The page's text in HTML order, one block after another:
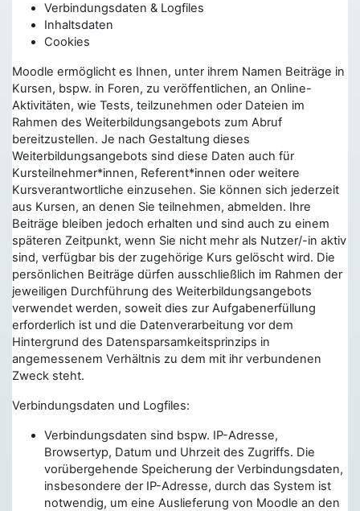
Verbindungsdaten & Logfiles
Inhaltsdaten
Cookies
Moodle ermöglicht es Ihnen, unter ihrem Namen Beiträge in
Kursen, bspw. in Foren, zu veröffentlichen, an Online-
Aktivitäten, wie Tests, teilzunehmen oder Dateien im
Rahmen des Weiterbildungsangebots zum Abruf
bereitzustellen. Je nach Gestaltung dieses
Weiterbildungsangebots sind diese Daten auch für
Kursteilnehmer*innen, Referent*innen oder weitere
Kursverantwortliche einzusehen. Sie können sich jederzeit
aus Kursen, an denen Sie teilnehmen, abmelden. Ihre
Beiträge bleiben jedoch erhalten und sind auch zu einem
späteren Zeitpunkt, wenn Sie nicht mehr als Nutzer/-in aktiv
sind, verfügbar bis der zugehörige Kurs gelöscht wird. Die
persönlichen Beiträge dürfen ausschließlich im Rahmen der
jeweiligen Durchführung des Weiterbildungsangebots
verwendet werden, soweit dies zur Aufgabenerfüllung
erforderlich ist und die Datenverarbeitung vor dem
Hintergrund des Datensparsamkeitsprinzips in
angemessenem Verhältnis zu dem mit ihr verbundenen
Zweck steht.
Verbindungsdaten und Logfiles:
Verbindungsdaten sind bspw. IP-Adresse,
Browsertyp, Datum und Uhrzeit des Zugriffs. Die
vorübergehende Speicherung der Verbindungsdaten,
insbesondere der IP-Adresse, durch das System ist
notwendig, um eine Auslieferung von Moodle an den